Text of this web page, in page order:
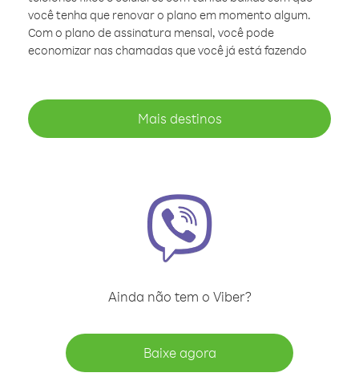
você tenha que renovar o plano em momento algum.
Com o plano de assinatura mensal, você pode
economizar nas chamadas que você já está fazendo
Mais destinos
Ainda não tem o Viber?
Baixe agora